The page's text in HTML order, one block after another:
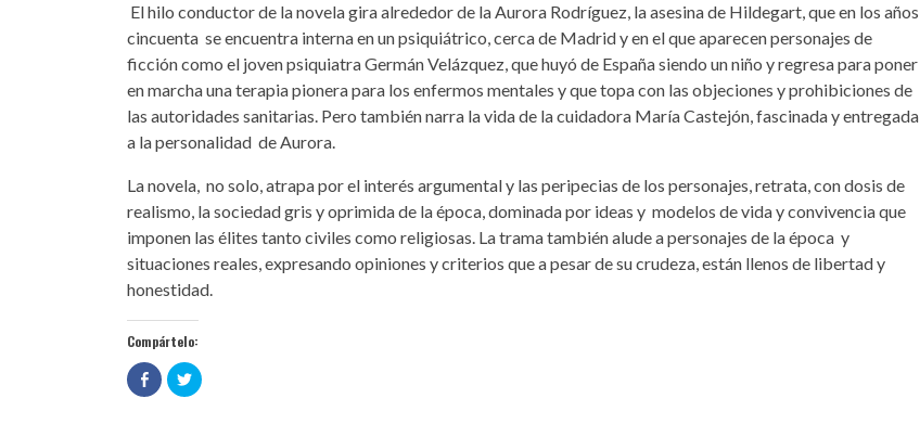
El hilo conductor de la novela gira alrededor de la Aurora Rodríguez, la asesina de Hildegart, que en los años
cincuenta se encuentra interna en un psiquiátrico, cerca de Madrid y en el que aparecen personajes de
ficción como el joven psiquiatra Germán Velázquez, que huyó de España siendo un niño y regresa para poner
en marcha una terapia pionera para los enfermos mentales y que topa con las objeciones y prohibiciones de
las autoridades sanitarias. Pero también narra la vida de la cuidadora María Castejón, fascinada y entregada
a la personalidad de Aurora.
La novela, no solo, atrapa por el interés argumental y las peripecias de los personajes, retrata, con dosis de
realismo, la sociedad gris y oprimida de la época, dominada por ideas y modelos de vida y convivencia que
imponen las élites tanto civiles como religiosas. La trama también alude a personajes de la época y
situaciones reales, expresando opiniones y criterios que a pesar de su crudeza, están llenos de libertad y
honestidad.
Compártelo:
Haz
clic
para
Haz
clic